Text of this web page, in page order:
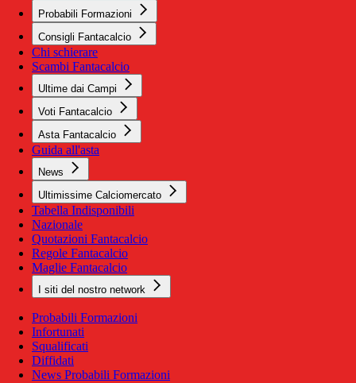
Probabili Formazioni
Consigli Fantacalcio
Chi schierare
Scambi Fantacalcio
Ultime dai Campi
Voti Fantacalcio
Asta Fantacalcio
Guida all'asta
News
Ultimissime Calciomercato
Tabella Indisponibili
Nazionale
Quotazioni Fantacalcio
Regole Fantacalcio
Maglie Fantacalcio
I siti del nostro network
Probabili Formazioni
Infortunati
Squalificati
Diffidati
News Probabili Formazioni